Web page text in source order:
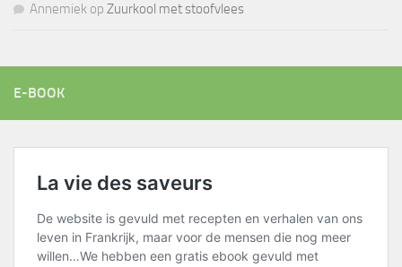
Annemiek op Zuurkool met stoofvlees
E-BOOK